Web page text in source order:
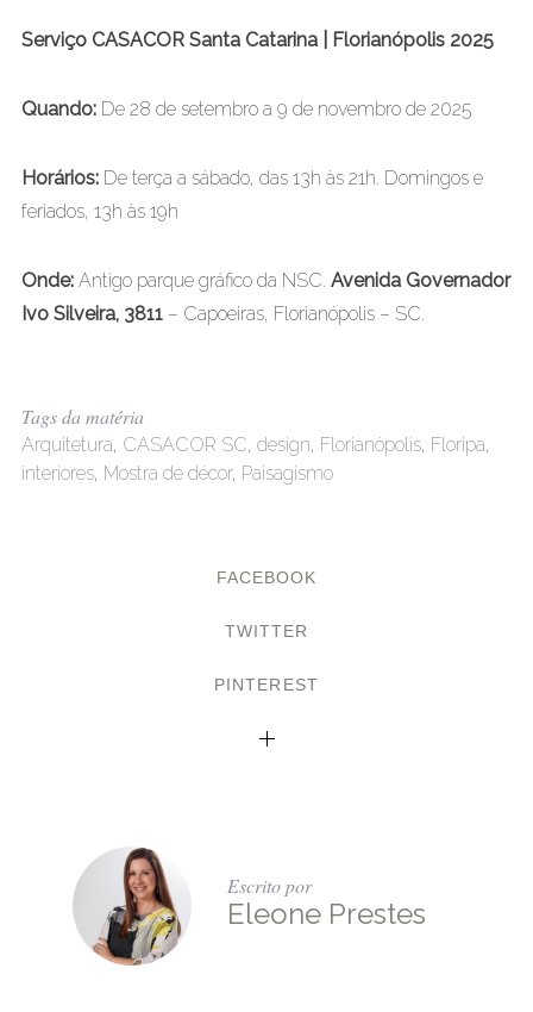
Serviço CASACOR Santa Catarina | Florianópolis 2025
Quando:De 28 de setembro a 9 de novembro de 2025
Horários:De terça a sábado, das 13h às 21h. Domingos e
feriados, 13h às 19h
Onde:Antigo parque gráfico da NSC. Avenida Governador
Ivo Silveira, 3811– Capoeiras, Florianópolis – SC.
Tags da matéria
Arquitetura, CASACOR SC, design, Florianópolis, Floripa,
interiores, Mostra de décor, Paisagismo
FACEBOOK
TWITTER
PINTEREST
Escrito por
Eleone Prestes